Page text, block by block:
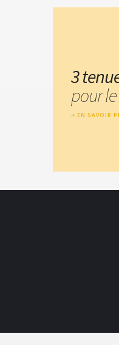
3
pour
EN SAVOIR